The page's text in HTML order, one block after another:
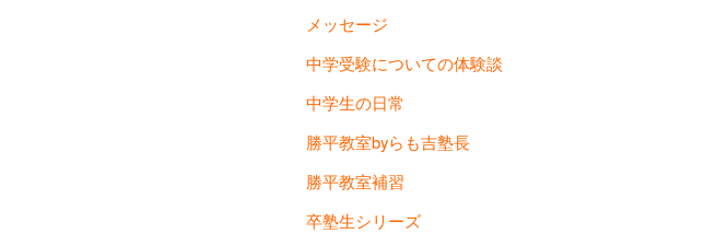
メッセージ
中学受験についての体験談
中学生の日常
勝平教室byらも吉塾長
勝平教室補習
卒塾生シリーズ